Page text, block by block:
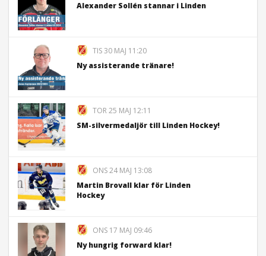
Alexander Sollén stannar i Linden
TIS 30 MAJ 11:20
Ny assisterande tränare!
TOR 25 MAJ 12:11
SM-silvermedaljör till Linden Hockey!
ONS 24 MAJ 13:08
Martin Brovall klar för Linden
Hockey
ONS 17 MAJ 09:46
Ny hungrig forward klar!